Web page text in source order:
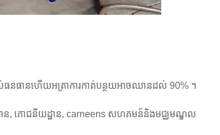
ស់ធនធានហើយអត្រាការកាត់បន្ថយអាចឈានដល់ 90% ។
ឋាន, ភោជនីយដ្ឋាន, carneens សហគមន៍និងមជ្ឈមណ្ឌល